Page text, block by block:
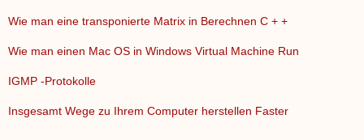
Wie man eine transponierte Matrix in Berechnen C + +
Wie man einen Mac OS in Windows Virtual Machine Run
IGMP -Protokolle
Insgesamt Wege zu Ihrem Computer herstellen Faster